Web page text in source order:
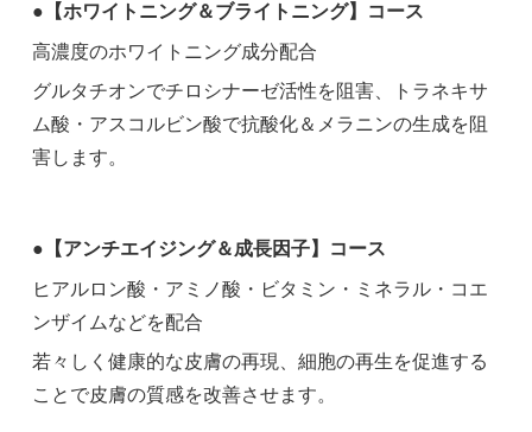
●【ホワイトニング＆ブライトニング】コース
高濃度のホワイトニング成分配合
グルタチオンでチロシナーゼ活性を阻害、トラネキサ
ム酸・アスコルビン酸で抗酸化＆メラニンの生成を阻
害します。
●【アンチエイジング＆成長因子】コース
ヒアルロン酸・アミノ酸・ビタミン・ミネラル・コエ
ンザイムなどを配合
若々しく健康的な皮膚の再現、細胞の再生を促進する
ことで皮膚の質感を改善させます。